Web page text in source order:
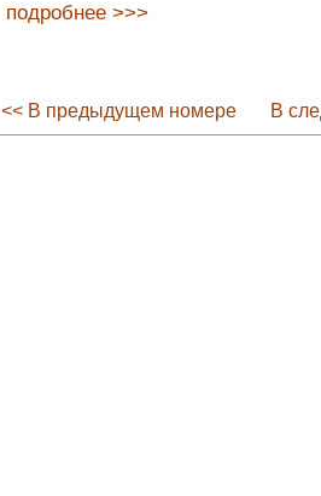
подробнее >>>
<< В предыдущем номере В